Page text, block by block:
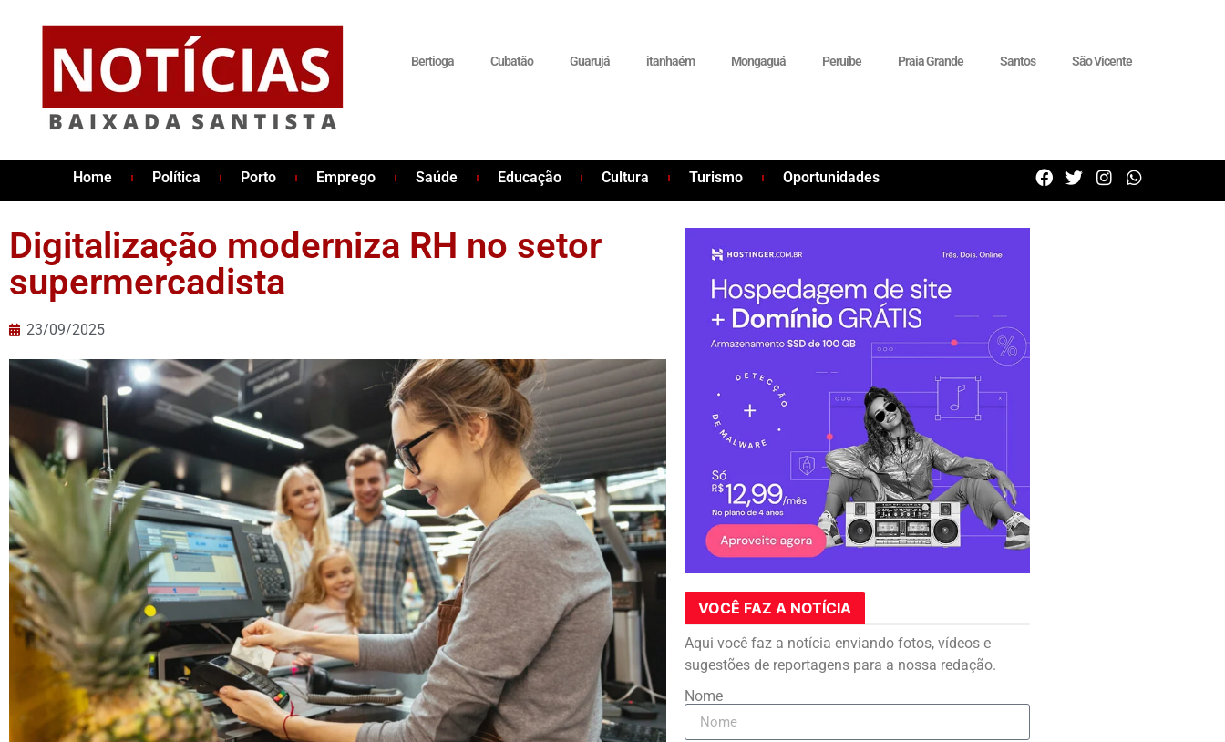
Bertioga Cubatão Guarujá itanhaém Mongaguá Peruíbe Praia Grande Santos São Vicente
Home Política Porto Emprego Saúde Educação Cultura Turismo Oportunidades
Digitalização moderniza RH no setor
supermercadista
23/09/2025
VOCÊ FAZ A NOTÍCIA
Aqui você faz a notícia enviando fotos, vídeos e
sugestões de reportagens para a nossa redação.
Nome